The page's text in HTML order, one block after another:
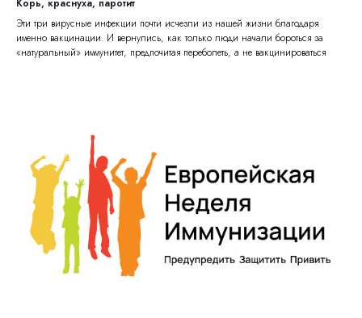
Корь, краснуха, паротит
Эти три вирусные инфекции почти исчезли из нашей жизни благодаря
именно вакцинации. И вернулись, как только люди начали бороться за
«натуральный» иммунитет, предпочитая переболеть, а не вакцинироваться